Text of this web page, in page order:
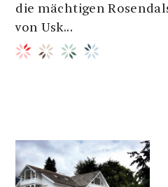
die mächtigen
von Usk...